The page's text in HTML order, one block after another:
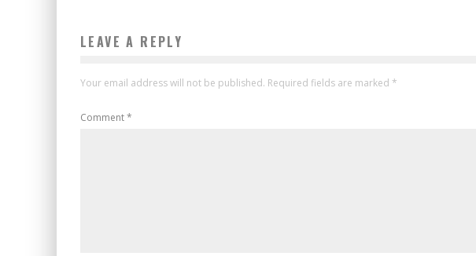
LEAVE A REPLY
Your email address will not be published. Required fields are marked *
Comment*